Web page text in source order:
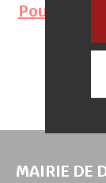
Pour les
en
MAIRIE DE